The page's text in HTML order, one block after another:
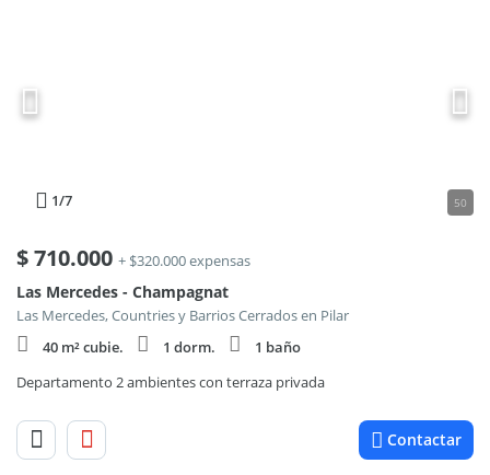
1/7 50
$710.000 + $320.000 expensas
Las Mercedes - Champagnat
Las Mercedes, Countries y Barrios Cerrados en Pilar
40 m² cubie.
1 dorm.
1 baño
Departamento 2 ambientes con terraza privada
Contactar